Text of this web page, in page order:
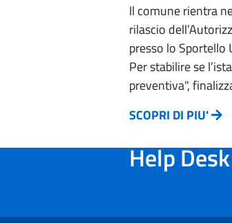
Il comune rientra
rilascio
presso lo Sportello
Per stabilire se
preventiva",
SCOPRI DI PIU'
Help Desk